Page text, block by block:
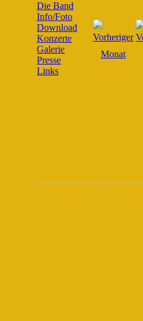
Die Band
Info/Foto
Download
Konzerte
Galerie
Presse
Links